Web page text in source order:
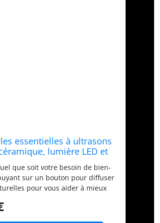
essentielles à ultrasons
lumière LED et
des mères
que soit votre besoin de bien-
sur un bouton pour diffuser
pour vous aider à mieux
en bois clair recyclé, avec des